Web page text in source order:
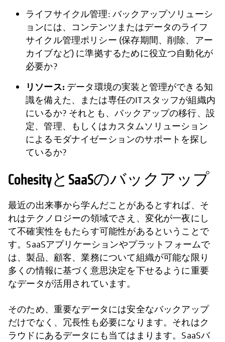
ライフサイクル管理: バックアップソリューシ
ョンには、コンテンツまたはデータのライフ
サイクル管理ポリシー (保存期間、削除、アー
カイブなど) に準拠するために役立つ自動化が
必要か?
リソース: データ環境の実装と管理ができる知
識を備えた、または専任のITスタッフが組織内
にいるか? それとも、バックアップの移行、設
定、管理、もしくはカスタムソリューション
によるモダナイゼーションのサポートを探し
ているか?
CohesityとSaaSのバックアップ
最近の出来事から学んだことがあるとすれば、そ
れはテクノロジーの領域でさえ、変化が一夜にし
て不確実性をもたらす可能性があるということで
す。SaaSアプリケーションやプラットフォームで
は、製品、顧客、業務について組織が可能な限り
多くの情報に基づく意思決定を下せるように重要
なデータが活用されています。
そのため、重要なデータには安全なバックアップ
だけでなく、冗長性も必要になります。それはク
ラウドにあるデータにも当てはまります。SaaSバ